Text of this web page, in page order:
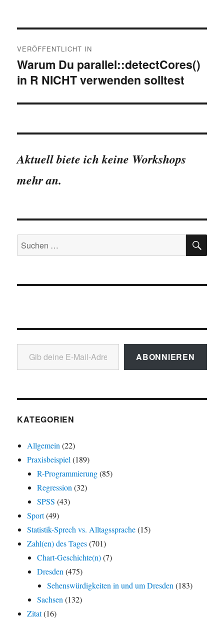
VERÖFFENTLICHT IN
Warum Du parallel::detectCores()
in R NICHT verwenden solltest
Aktuell biete ich keine Workshops
mehr an.
Suchen
nach:
Gib deine E-Mail-Adresse ein ...
ABONNIEREN
KATEGORIEN
Allgemein (22)
Praxisbeispiel (189)
R-Programmierung(85)
Regression (32)
SPSS (43)
Sport(49)
Statistik-Sprech vs. Alltagssprache(15)
Zahl(en) des Tages(701)
Chart-Geschichte(n)(7)
Dresden (475)
Sehenswürdigkeiten in und um Dresden (183)
Sachsen (132)
Zitat(16)